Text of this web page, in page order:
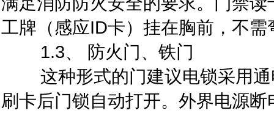
工牌（感应ID卡）挂在胸前，不
1.3、 防火门、铁门
这种形式的门建议电锁采用通
刷卡后门锁自动打开。外界电源